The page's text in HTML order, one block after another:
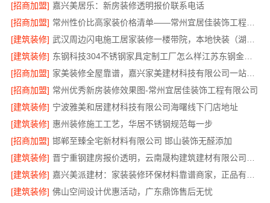
[招商加盟] 嘉兴美居乐：新房装修透明报价联系电话
[招商加盟]
常州性价比高家装价格清单——常州宜居佳装饰工程有限公司分享
[建筑装修]
[建筑装修]
东钢科技304不锈钢家具定制工厂怎么样江苏东钢金属科技有限公司
[招商加盟]
家美装修全屋靠谱，嘉兴家美建材科技有限公司一站式省心
[招商加盟] 常州优秀新房装修效果图-常州宜居佳装饰工程有限公司
[建筑装修] 宁波雅美和居建材科技有限公司海曙线下门店地址
[建筑装修] 惠州装修施工工艺，华居不锈钢规范每一步
[招商加盟] 邯郸至臻全宅新材料有限公司 邯山装饰无醛添加
[建筑装修]
[建筑装修]
[建筑装修] 佛山空间设计优惠活动，广东鼎饰售后无忧